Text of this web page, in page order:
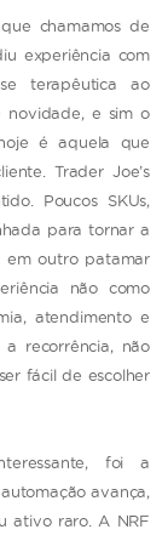
chamamos de
experiência com
terapêutica ao
novidade, e sim o
é aquela que
Trader Joe’s
Poucos SKUs,
para tornar a
em outro patamar
não como
atendimento e
recorrência, não
fácil de escolher
foi a
avança,
ativo raro. A NRF